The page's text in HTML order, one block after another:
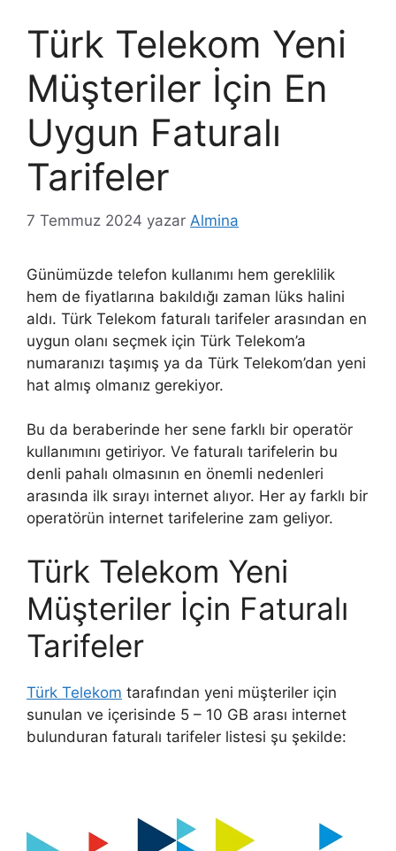
Türk Telekom Yeni
Müşteriler İçin En
Uygun Faturalı
Tarifeler
7 Temmuz 2024 yazar Almina
Günümüzde telefon kullanımı hem gereklilik
hem de fiyatlarına bakıldığı zaman lüks halini
aldı. Türk Telekom faturalı tarifeler arasından en
uygun olanı seçmek için Türk Telekom’a
numaranızı taşımış ya da Türk Telekom’dan yeni
hat almış olmanız gerekiyor.
Bu da beraberinde her sene farklı bir operatör
kullanımını getiriyor. Ve faturalı tarifelerin bu
denli pahalı olmasının en önemli nedenleri
arasında ilk sırayı internet alıyor. Her ay farklı bir
operatörün internet tarifelerine zam geliyor.
Türk Telekom Yeni
Müşteriler İçin Faturalı
Tarifeler
Türk Telekom tarafından yeni müşteriler için
sunulan ve içerisinde 5 – 10 GB arası internet
bulunduran faturalı tarifeler listesi şu şekilde: